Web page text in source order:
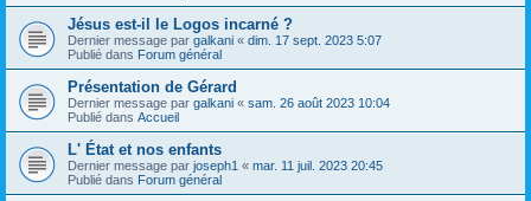
Jésus est-il le Logos incarné ?
Dernier message par galkani « dim. 17 sept. 2023 5:07
Publié dans Forum général
Présentation de Gérard
Dernier message par galkani « sam. 26 août 2023 10:04
Publié dans Accueil
L' État et nos enfants
Dernier message par joseph1 « mar. 11 juil. 2023 20:45
Publié dans Forum général